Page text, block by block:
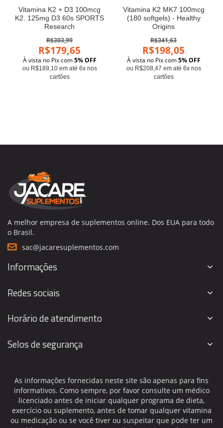
Vitamina K2 + D3 100mcg
K2. 125mg D3 60s SPORTS
Research
R$303,99
R$179,65
À vista no Pix com5% OFF
ou R$189,10 em até 6x nos
cartões
Vitamina K2 MK7 100mcg
(180 softgels) - Healthy
Origins
R$341,63
R$198,05
À vista no Pix com5% OFF
ou R$208,47 em até 6x nos
cartões
A melhor empresa de suplementos online. Dos EUA para todo
o Brasil.
sac@jacaresuplementos.com
Informações
Redes sociais
Horário de atendimento
Selos de segurança
As informações fornecidas neste site são apenas para fins
informativos. Como sempre, por favor consulte um médico
licenciado antes de iniciar qualquer programa de dieta,
exercício ou suplemento, antes de tomar qualquer vitamina
ou medicação ou se você tiver ou suspeitar que pode ter um